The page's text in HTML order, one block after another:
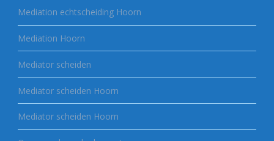
Mediation echtscheiding Hoorn
Mediation Hoorn
Mediator scheiden
Mediator scheiden Hoorn
Mediator scheiden Hoorn